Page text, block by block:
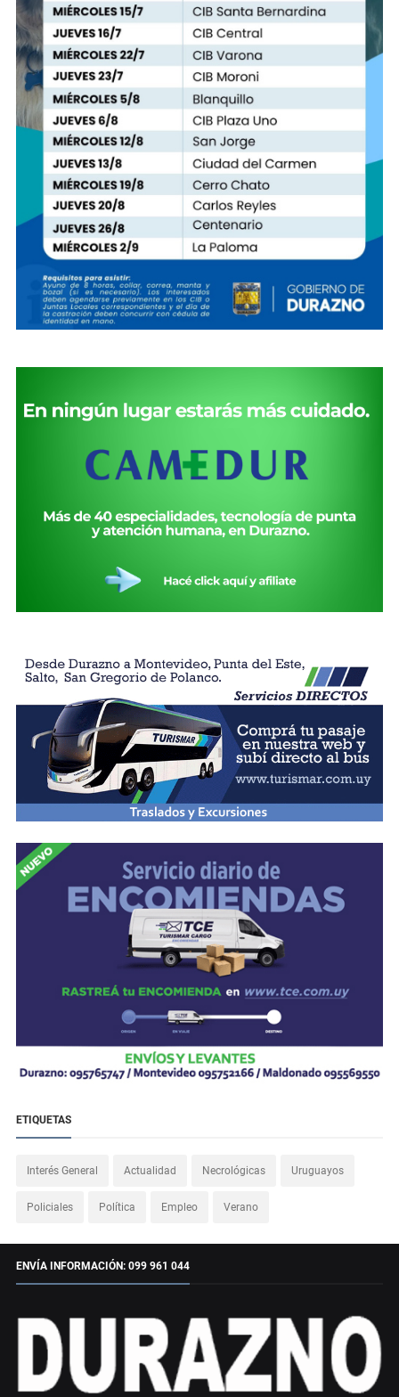
ETIQUETAS
Interés General Actualidad Necrológicas Uruguayos
Policiales Política Empleo Verano
ENVÍA INFORMACIÓN: 099 961 044